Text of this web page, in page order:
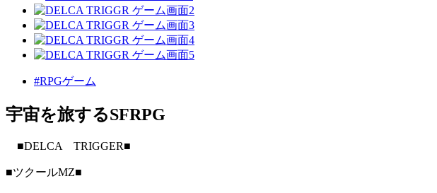
#RPGゲーム
宇宙を旅するSFRPG
■DELCA TRIGGER■
■ツクールMZ■